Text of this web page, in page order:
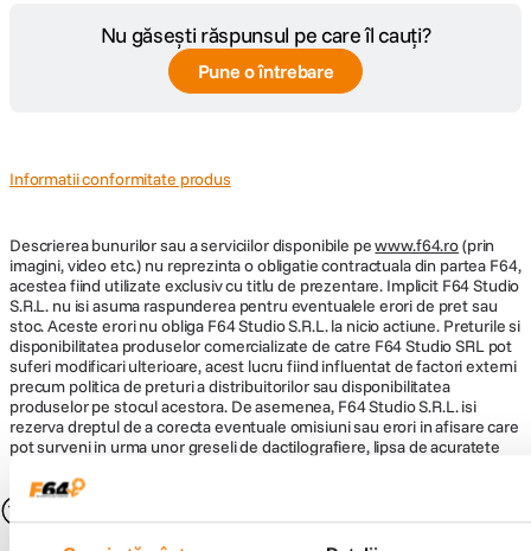
Nu găsești răspunsul pe care îl cauți?
Pune o întrebare
Informatii conformitate produs
Descrierea bunurilor sau a serviciilor disponibile pewww.f64.ro(prin
imagini, video etc.) nu reprezinta o obligatie contractuala din partea F64,
acestea fiind utilizate exclusiv cu titlu de prezentare. Implicit F64 Studio
S.R.L. nu isi asuma raspunderea pentru eventualele erori de pret sau
stoc. Aceste erori nu obliga F64 Studio S.R.L. la nicio actiune. Preturile si
disponibilitatea produselor comercializate de catre F64 Studio SRL pot
suferi modificari ulterioare, acest lucru fiind influentat de factori externi
precum politica de preturi a distribuitorilor sau disponibilitatea
produselor pe stocul acestora. De asemenea, F64 Studio S.R.L. isi
rezerva dreptul de a corecta eventuale omisiuni sau erori in afisare care
pot surveni in urma unor greseli de dactilografiere, lipsa de acuratete